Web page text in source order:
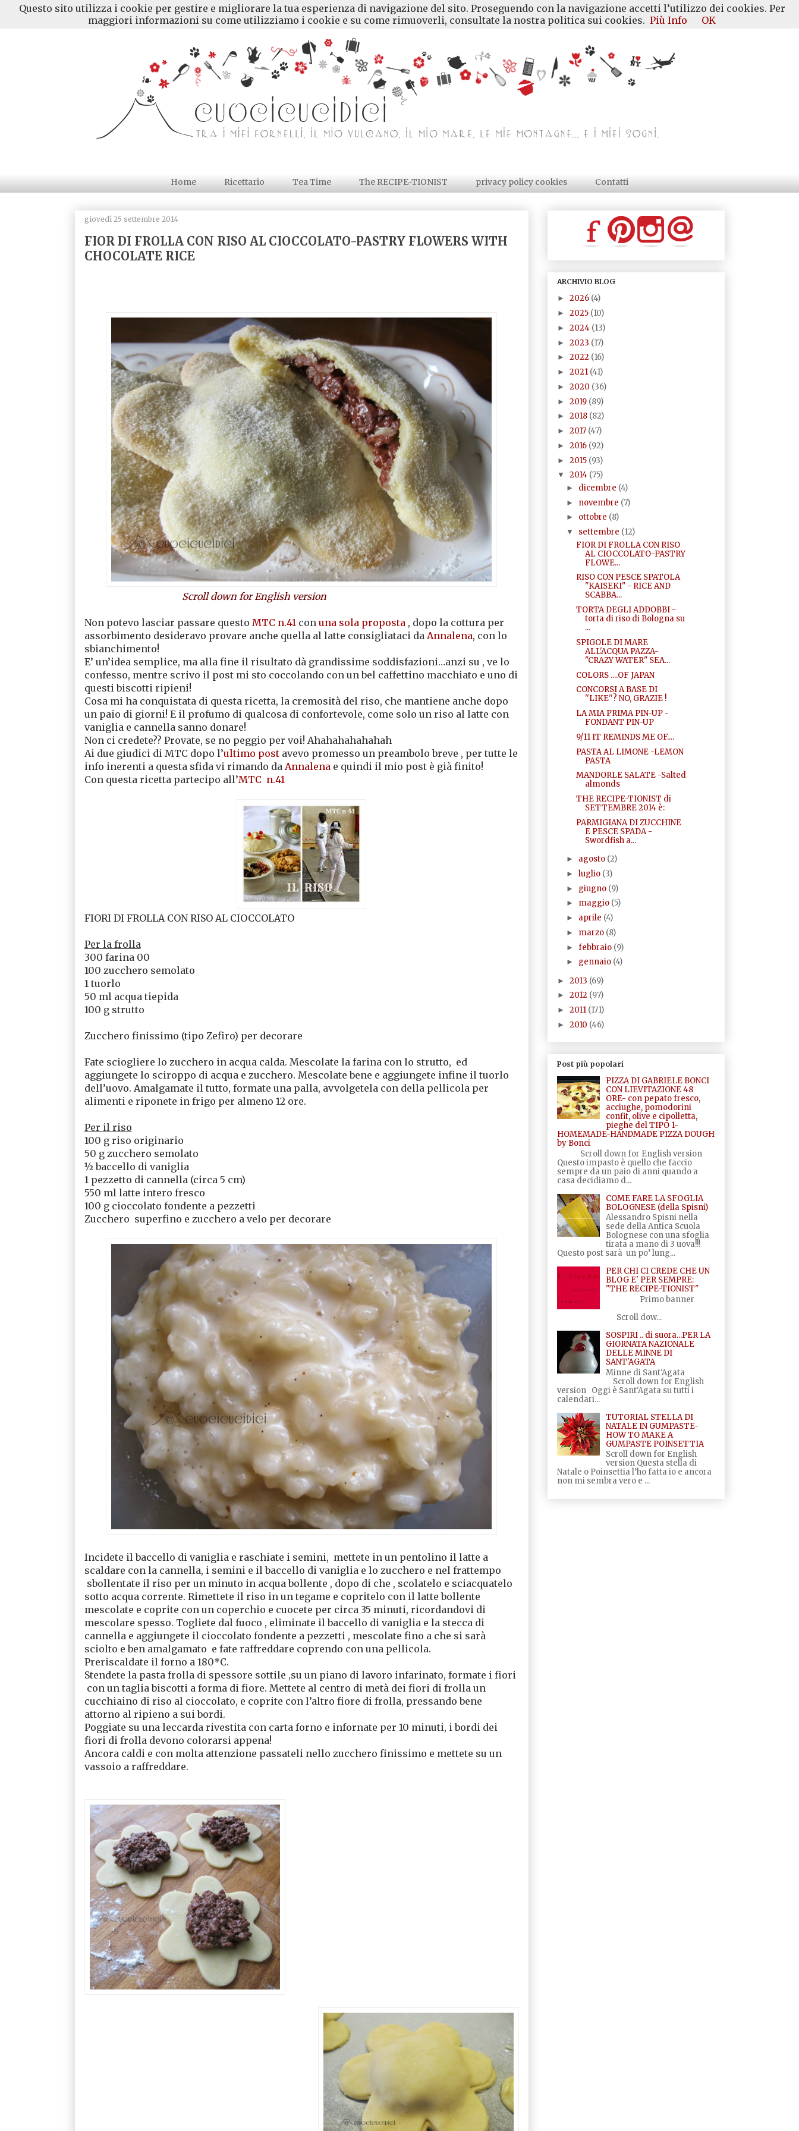
Home Ricettario Tea Time The RECIPE-TIONIST privacy policy cookies Contatti
giovedì 25 settembre 2014
FIOR DI FROLLA CON RISO AL CIOCCOLATO-PASTRY FLOWERS WITH
CHOCOLATE RICE
Scroll down for English version
Non potevo lasciar passare questo MTC n.41 con una sola proposta , dopo la cottura per
assorbimento desideravo provare anche quella al latte consigliataci da Annalena, con lo
sbianchimento!
E’ un’idea semplice, ma alla fine il risultato dà grandissime soddisfazioni…anzi su , ve lo
confesso, mentre scrivo il post mi sto coccolando con un bel caffettino macchiato e uno di
questi biscotti ripieni!
Cosa mi ha conquistata di questa ricetta, la cremosità del riso, che mantiene anche dopo
un paio di giorni! E il profumo di qualcosa di confortevole, come solo un riso al latte con
vaniglia e cannella sanno donare!
Non ci credete?? Provate, se no peggio per voi! Ahahahahahahah
Ai due giudici di MTC dopo l’ultimo post avevo promesso un preambolo breve , per tutte le
info inerenti a questa sfida vi rimando da Annalena e quindi il mio post è già finito!
Con questa ricetta partecipo all’MTC n.41
FIORI DI FROLLA CON RISO AL CIOCCOLATO
Per la frolla
300 farina 00
100 zucchero semolato
1 tuorlo
50 ml acqua tiepida
100 g strutto
Zucchero finissimo (tipo Zefiro) per decorare
Fate sciogliere lo zucchero in acqua calda. Mescolate la farina con lo strutto, ed
aggiungete lo sciroppo di acqua e zucchero. Mescolate bene e aggiungete infine il tuorlo
dell’uovo. Amalgamate il tutto, formate una palla, avvolgetela con della pellicola per
alimenti e riponete in frigo per almeno 12 ore.
Per il riso
100 g riso originario
50 g zucchero semolato
½ baccello di vaniglia
1 pezzetto di cannella (circa 5 cm)
550 ml latte intero fresco
100 g cioccolato fondente a pezzetti
Zucchero superfino e zucchero a velo per decorare
Incidete il baccello di vaniglia e raschiate i semini, mettete in un pentolino il latte a
scaldare con la cannella, i semini e il baccello di vaniglia e lo zucchero e nel frattempo
sbollentate il riso per un minuto in acqua bollente , dopo di che , scolatelo e sciacquatelo
sotto acqua corrente. Rimettete il riso in un tegame e copritelo con il latte bollente
mescolate e coprite con un coperchio e cuocete per circa 35 minuti, ricordandovi di
mescolare spesso. Togliete dal fuoco , eliminate il baccello di vaniglia e la stecca di
cannella e aggiungete il cioccolato fondente a pezzetti , mescolate fino a che si sarà
sciolto e ben amalgamato e fate raffreddare coprendo con una pellicola.
Preriscaldate il forno a 180*C.
Stendete la pasta frolla di spessore sottile ,su un piano di lavoro infarinato, formate i fiori
con un taglia biscotti a forma di fiore. Mettete al centro di metà dei fiori di frolla un
cucchiaino di riso al cioccolato, e coprite con l’altro fiore di frolla, pressando bene
attorno al ripieno a sui bordi.
Poggiate su una leccarda rivestita con carta forno e infornate per 10 minuti, i bordi dei
fiori di frolla devono colorarsi appena!
Ancora caldi e con molta attenzione passateli nello zucchero finissimo e mettete su un
vassoio a raffreddare.
ARCHIVIO BLOG
► 2026 (4)
► 2025 (10)
► 2024 (13)
► 2023 (17)
► 2022 (16)
► 2021 (41)
► 2020 (36)
► 2019 (89)
► 2018 (82)
► 2017 (47)
► 2016 (92)
► 2015 (93)
▼ 2014 (75)
► dicembre (4)
► novembre (7)
► ottobre (8)
▼ settembre (12)
FIOR DI FROLLA CON RISO
AL CIOCCOLATO-PASTRY
FLOWE...
RISO CON PESCE SPATOLA
"KAISEKI" - RICE AND
SCABBA...
TORTA DEGLI ADDOBBI -
torta di riso di Bologna su
...
SPIGOLE DI MARE
ALL'ACQUA PAZZA-
"CRAZY WATER" SEA...
COLORS ....OF JAPAN
CONCORSI A BASE DI
''LIKE''? NO, GRAZIE !
LA MIA PRIMA PIN-UP -
FONDANT PIN-UP
9/11 IT REMINDS ME OF....
PASTA AL LIMONE -LEMON
PASTA
MANDORLE SALATE -Salted
almonds
THE RECIPE-TIONIST di
SETTEMBRE 2014 è:
PARMIGIANA DI ZUCCHINE
E PESCE SPADA -
Swordfish a...
► agosto (2)
► luglio (3)
► giugno (9)
► maggio (5)
► aprile (4)
► marzo (8)
►febbraio (9)
► gennaio (4)
► 2013 (69)
► 2012 (97)
► 2011 (171)
► 2010 (46)
Post più popolari
PIZZA DI GABRIELE BONCI
CON LIEVITAZIONE 48
ORE- con pepato fresco,
acciughe, pomodorini
confit, olive e cipolletta,
pieghe del TIPO 1-
HOMEMADE-HANDMADE PIZZA DOUGH
by Bonci
Scroll down for English version
Questo impasto è quello che faccio
sempre da un paio di anni quando a
casa decidiamo d...
COME FARE LA SFOGLIA
BOLOGNESE (della Spisni)
Alessandro Spisni nella
sede della Antica Scuola
Bolognese con una sfoglia
tirata a mano di 3 uova!!!
Questo post sarà un po’ lung...
PER CHI CI CREDE CHE UN
BLOG E' PER SEMPRE:
"THE RECIPE-TIONIST"
Primo banner
Scroll dow...
SOSPIRI .. di suora...PER LA
GIORNATA NAZIONALE
DELLE MINNE DI
SANT'AGATA
Minne di Sant'Agata
Scroll down for English
version Oggi è Sant'Agata su tutti i
calendari...
TUTORIAL STELLA DI
NATALE IN GUMPASTE-
HOW TO MAKE A
GUMPASTE POINSETTIA
Scroll down for English
version Questa stella di
Natale o Poinsettia l’ho fatta io e ancora
non mi sembra vero e ...
Questo sito utilizza i cookie per gestire e migliorare la tua esperienza di navigazione del sito. Proseguendo con la navigazione accetti l’utilizzo dei cookies. Per
maggiori informazioni su come utilizziamo i cookie e su come rimuoverli, consultate la nostra politica sui cookies. Più Info OK